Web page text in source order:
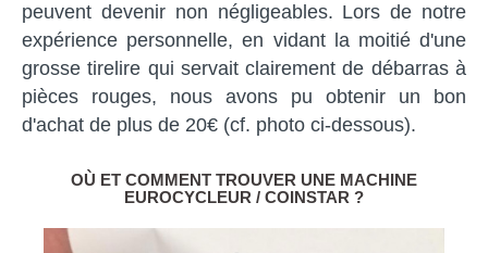
peuvent devenir non négligeables. Lors de notre
expérience personnelle, en vidant la moitié d'une
grosse tirelire qui servait clairement de débarras à
pièces rouges, nous avons pu obtenir un bon
d'achat de plus de 20€ (cf. photo ci-dessous).
OÙ ET COMMENT TROUVER UNE MACHINE
EUROCYCLEUR / COINSTAR ?